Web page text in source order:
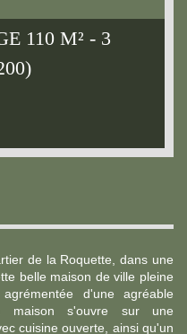
110 M² - 3
de la Roquette, dans une
belle maison de ville pleine
d'une agréable
maison s'ouvre sur une
cuisine ouverte, ainsi qu'un